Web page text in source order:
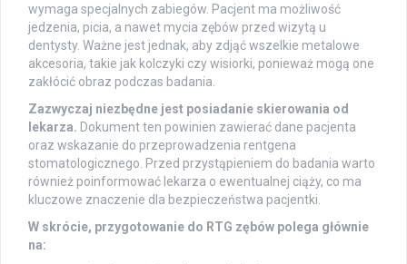
wymaga specjalnych zabiegów. Pacjent ma możliwość
jedzenia, picia, a nawet mycia zębów przed wizytą u
dentysty. Ważne jest jednak, aby zdjąć wszelkie metalowe
akcesoria, takie jak kolczyki czy wisiorki, ponieważ mogą one
zakłócić obraz podczas badania.
Zazwyczaj niezbędne jest posiadanie skierowania od
lekarza. Dokument ten powinien zawierać dane pacjenta
oraz wskazanie do przeprowadzenia rentgena
stomatologicznego. Przed przystąpieniem do badania warto
również poinformować lekarza o ewentualnej ciąży, co ma
kluczowe znaczenie dla bezpieczeństwa pacjentki.
W skrócie, przygotowanie do RTG zębów polega głównie
na: